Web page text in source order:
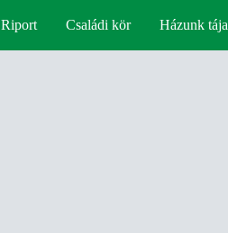
Riport Családi kör Házunk tája